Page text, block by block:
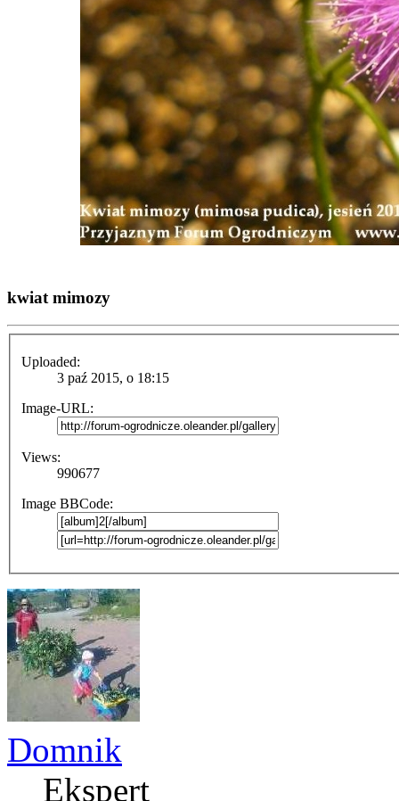
kwiat mimozy
Uploaded:
3 paź 2015, o 18:15
Image-URL:
Views:
990677
Image BBCode:
Domnik
Ekspert